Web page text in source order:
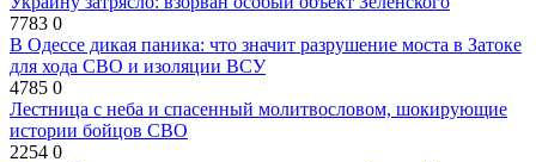
7783 0
В Одессе дикая паника: что значит разрушение моста в Затоке
для хода СВО и изоляции ВСУ
4785 0
Лестница с неба и спасенный молитвословом, шокирующие
истории бойцов СВО
2254 0